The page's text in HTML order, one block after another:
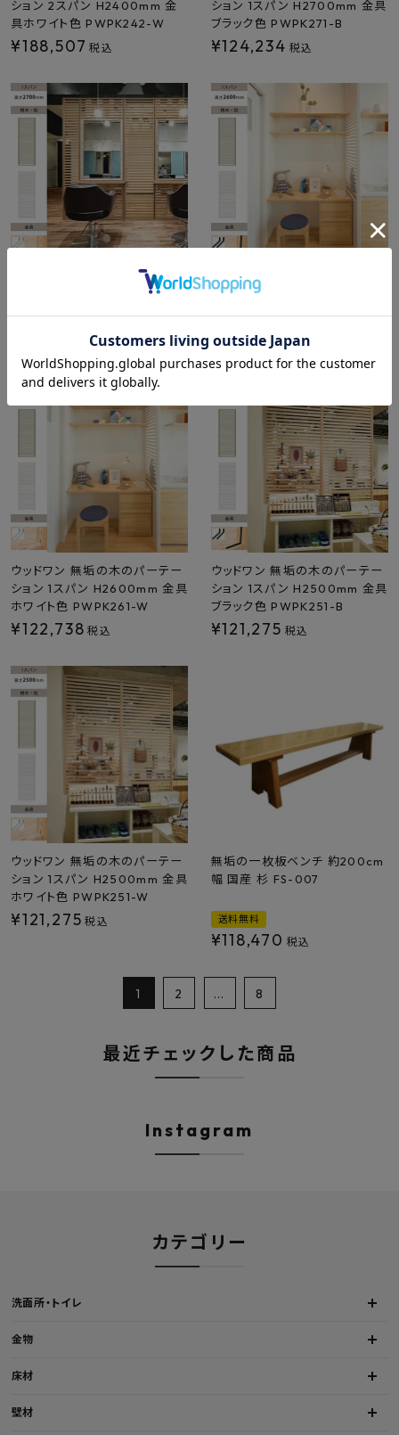
ション 2スパン H2400mm 金
具ホワイト色 PWPK242-W
¥188,507 税込
ション 1スパン H2700mm 金具
ブラック色 PWPK271-B
¥124,234 税込
ウッドワン 無垢の木のパーテー
ション 1スパン H2700mm 金具
ホワイト色 PWPK271-W
税込
ウッドワン 無垢の木のパーテー
ション 1スパン H2600mm 金具
ブラック色 PWPK261-B
¥122,738 税込
ウッドワン 無垢の木のパーテー
ション 1スパン H2600mm 金具
ホワイト色 PWPK261-W
¥122,738 税込
ウッドワン 無垢の木のパーテー
ション 1スパン H2500mm 金具
ブラック色 PWPK251-B
¥121,275 税込
ウッドワン 無垢の木のパーテー
ション 1スパン H2500mm 金具
ホワイト色 PWPK251-W
¥121,275 税込
無垢の一枚板ベンチ 約200cm
幅 国産 杉 FS-007
送料無料
¥118,470 税込
1 2 … 8
最近チェックした商品
Instagram
カテゴリー
洗面所・トイレ
金物
床材
壁材